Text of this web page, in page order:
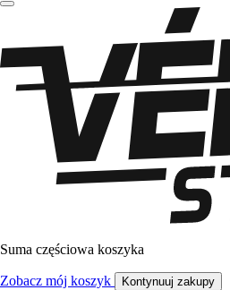
Suma częściowa koszyka
Zobacz mój koszyk Kontynuuj zakupy